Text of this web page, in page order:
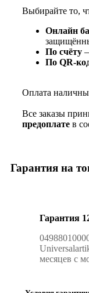
Выбирайте то,
Онлайн
По счёту
По
Оплата
Все заказы
предоплате в
Гарантия на
Гарантия
месяцев с